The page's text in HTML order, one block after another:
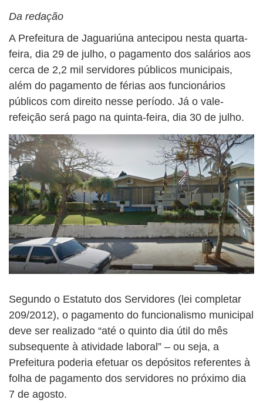
Da redação
A Prefeitura de Jaguariúna antecipou nesta quarta-
feira, dia 29 de julho, o pagamento dos salários aos
cerca de 2,2 mil servidores públicos municipais,
além do pagamento de férias aos funcionários
públicos com direito nesse período. Já o vale-
refeição será pago na quinta-feira, dia 30 de julho.
Segundo o Estatuto dos Servidores (lei completar
209/2012), o pagamento do funcionalismo municipal
deve ser realizado “até o quinto dia útil do mês
subsequente à atividade laboral” – ou seja, a
Prefeitura poderia efetuar os depósitos referentes à
folha de pagamento dos servidores no próximo dia
7 de agosto.